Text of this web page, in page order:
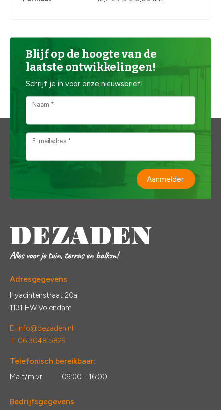
Blijf op de hoogte van de
laatste ontwikkelingen!
Schrijf je in voor onze nieuwsbrief!
Naam *
E-mailadres *
Aanmelden
Adresgegevens
Hyacintenstraat 20a
1131 HW Volendam
E: info@dezaden.nl
T: 06 3048 5829
Telefonisch bereikbaar:
Ma t/m vr: 09:00 - 16:00
Bedrijfsgegevens